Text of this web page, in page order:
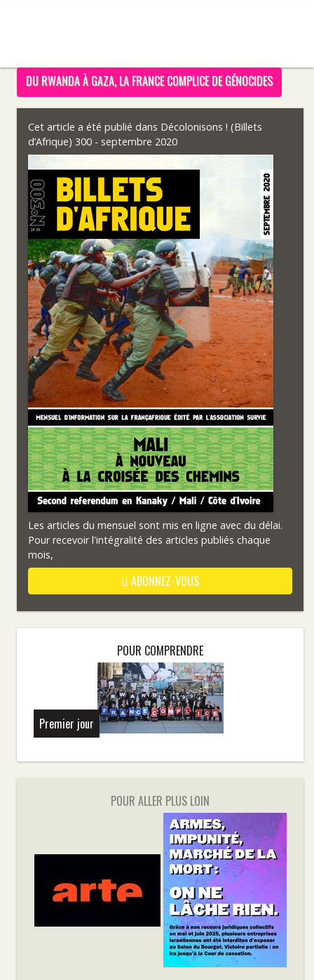
DU RWANDA À GAZA, LA FRANCE COMPLICE DE GÉNOCIDES
Cet article a été publié dans Décolonisons ! (Billets
d’Afrique) 300 - septembre 2020
Les articles du mensuel sont mis en ligne avec du délai.
Pour recevoir l'intégralité des articles publiés chaque
mois,
ABONNEZ-VOUS
POUR COMPRENDRE
Premier jour
POUR ALLER PLUS LOIN